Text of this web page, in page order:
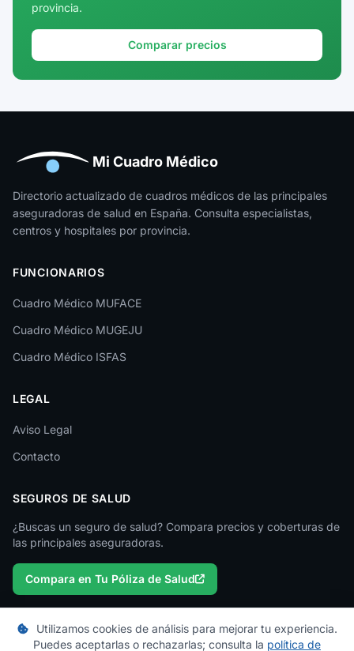
Girona
Huesca
Jaén
La Rioja
León
Lleida
Lugo
Málaga
Melilla
Murcia
Palencia
Pontevedra
Salamanca
Santa Cruz de Tenerife
provincia.
Comparar precios
Mi Cuadro Médico
Directorio actualizado de cuadros médicos de las principales
aseguradoras de salud en España. Consulta especialistas,
centros y hospitales por provincia.
FUNCIONARIOS
Cuadro Médico MUFACE
Cuadro Médico MUGEJU
Cuadro Médico ISFAS
LEGAL
Aviso Legal
Contacto
SEGUROS DE SALUD
¿Buscas un seguro de salud? Compara precios y coberturas de
las principales aseguradoras.
Compara en Tu Póliza de Salud
Utilizamos cookies de análisis para mejorar tu experiencia.
Puedes aceptarlas o rechazarlas; consulta la política de